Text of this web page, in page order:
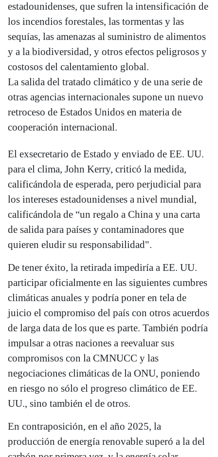
estadounidenses, que sufren la intensificación de
los incendios forestales, las tormentas y las
sequías, las amenazas al suministro de alimentos
y a la biodiversidad, y otros efectos peligrosos y
costosos del calentamiento global.
La salida del tratado climático y de una serie de
otras agencias internacionales supone un nuevo
retroceso de Estados Unidos en materia de
cooperación internacional.
El exsecretario de Estado y enviado de EE. UU.
para el clima, John Kerry, criticó la medida,
calificándola de esperada, pero perjudicial para
los intereses estadounidenses a nivel mundial,
calificándola de “un regalo a China y una carta
de salida para países y contaminadores que
quieren eludir su responsabilidad".
De tener éxito, la retirada impediría a EE. UU.
participar oficialmente en las siguientes cumbres
climáticas anuales y podría poner en tela de
juicio el compromiso del país con otros acuerdos
de larga data de los que es parte. También podría
impulsar a otras naciones a reevaluar sus
compromisos con la CMNUCC y las
negociaciones climáticas de la ONU, poniendo
en riesgo no sólo el progreso climático de EE.
UU., sino también el de otros.
En contraposición, en el año 2025, la
producción de energía renovable superó a la del